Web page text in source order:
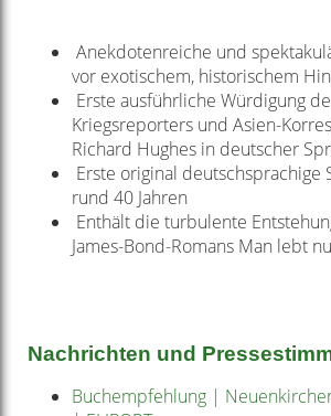
Anekdotenreiche und
vor exotischem, historischem
Erste ausführliche Würdigung
Kriegsreporters und Asien-
Richard Hughes in deutscher
Erste original deutschsprachige
rund 40 Jahren
Enthält die turbulente
James-Bond-Romans Man lebt
Nachrichten und
Buchempfehlung |